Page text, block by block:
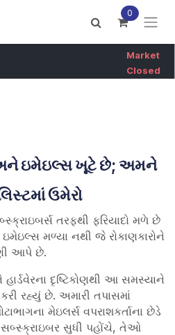
0
ઇમેઇલ્સ ખૂટે છે; અમને
ઉમેરો
તરફથી ફરિયાદો મળે છે
મળ્યા નથી જે રોકાણકારોને
આપે છે.
દૃષ્ટિકોણથી આ સમસ્યાને
રહ્યું છે. અમારી તપાસમાં
મેઇલર્સ વપરાશકર્તાના છેડે
સુધી પહોંચે, તેઓ